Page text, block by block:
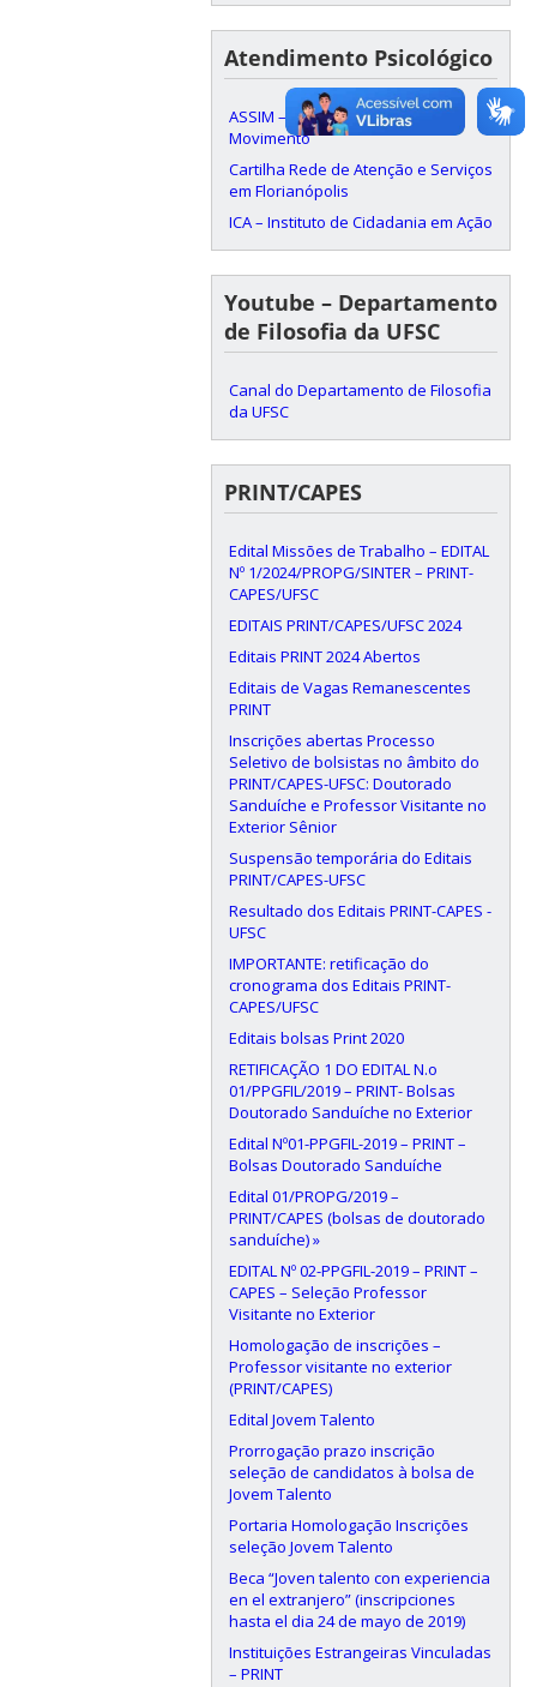
Atendimento Psicológico
ASSIM – Associação Instituto
Movimento
Cartilha Rede de Atenção e Serviços
em Florianópolis
ICA – Instituto de Cidadania em Ação
Youtube – Departamento
de Filosofia da UFSC
Canal do Departamento de Filosofia
da UFSC
PRINT/CAPES
Edital Missões de Trabalho – EDITAL
Nº 1/2024/PROPG/SINTER – PRINT-
CAPES/UFSC
EDITAIS PRINT/CAPES/UFSC 2024
Editais PRINT 2024 Abertos
Editais de Vagas Remanescentes
PRINT
Inscrições abertas Processo
Seletivo de bolsistas no âmbito do
PRINT/CAPES-UFSC: Doutorado
Sanduíche e Professor Visitante no
Exterior Sênior
Suspensão temporária do Editais
PRINT/CAPES-UFSC
Resultado dos Editais PRINT-CAPES -
UFSC
IMPORTANTE: retificação do
cronograma dos Editais PRINT-
CAPES/UFSC
Editais bolsas Print 2020
RETIFICAÇÃO 1 DO EDITAL N.o
01/PPGFIL/2019 – PRINT- Bolsas
Doutorado Sanduíche no Exterior
Edital Nº01-PPGFIL-2019 – PRINT –
Bolsas Doutorado Sanduíche
Edital 01/PROPG/2019 –
PRINT/CAPES (bolsas de doutorado
sanduíche) »
EDITAL Nº 02-PPGFIL-2019 – PRINT –
CAPES – Seleção Professor
Visitante no Exterior
Homologação de inscrições –
Professor visitante no exterior
(PRINT/CAPES)
Edital Jovem Talento
Prorrogação prazo inscrição
seleção de candidatos à bolsa de
Jovem Talento
Portaria Homologação Inscrições
seleção Jovem Talento
Beca “Joven talento con experiencia
en el extranjero” (inscripciones
hasta el dia 24 de mayo de 2019)
Instituições Estrangeiras Vinculadas
– PRINT